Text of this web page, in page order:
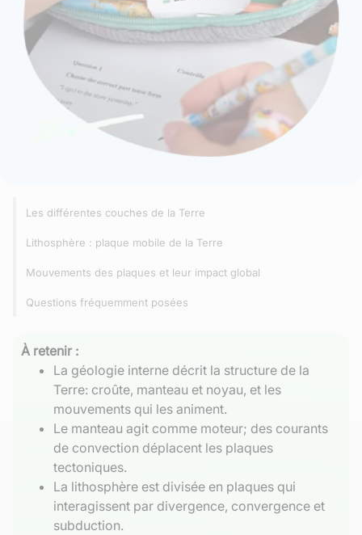
Les différentes couches de la Terre
Lithosphère : plaque mobile de la Terre
Mouvements des plaques et leur impact global
Questions fréquemment posées
À retenir :
La géologie interne décrit la structure de la
Terre: croûte, manteau et noyau, et les
mouvements qui les animent.
Le manteau agit comme moteur; des courants
de convection déplacent les plaques
tectoniques.
La lithosphère est divisée en plaques qui
interagissent par divergence, convergence et
subduction.